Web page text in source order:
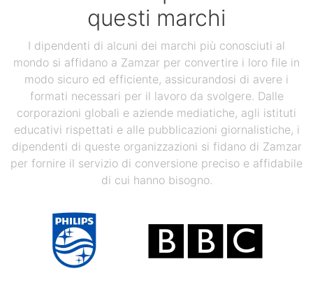
questi marchi
I dipendenti di alcuni dei marchi più conosciuti al
mondo si affidano a Zamzar per convertire i loro file in
modo sicuro ed efficiente, assicurandosi di avere i
formati necessari per il lavoro da svolgere. Dalle
corporazioni globali e aziende mediatiche, agli istituti
educativi rispettati e alle pubblicazioni giornalistiche, i
dipendenti di queste organizzazioni si fidano di Zamzar
per fornire il servizio di conversione preciso e affidabile
di cui hanno bisogno.